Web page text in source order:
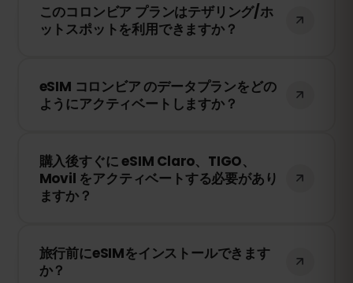
く、いつでもデータを追加できます。アカ
ウントにログインして、必要なデータ量を
このコロンビア プランはテザリング/ホ
ットスポットを利用できますか？
して、他のデバイスとインターネット接続
を共有できます。ただし、速度や接続状況
eSIM コロンビア のデータプランをどの
ようにアクティベートしますか？
トフォンのeSIM設定でQRコードをスキャ
ンするだけで、すぐに利用できます！物理
SIMカードの交換は不要です。
購入後すぐに eSIM Claro、TIGO、
Movil をアクティベートする必要があり
ますか？
ます。ただし、Claro、TIGO、Movil のネッ
トワークに接続したときにのみ有効期限の
旅行前にeSIMをインストールできます
か？